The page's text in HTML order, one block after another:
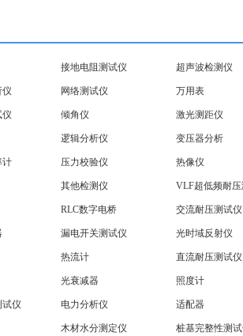
接地电阻测试仪 超声波检测仪
仪 网络测试仪 万用表
仪 倾角仪 激光测距仪
逻辑分析仪 变压器分析
计 压力校验仪 热像仪
其他检测仪 VLF超低频耐压
RLC数字电桥 交流耐压测试仪
漏电开关测试仪 光时域反射仪
热流计 直流耐压测试仪
光衰减器 照度计
仪 电力分析仪 适配器
木材水分测定仪 桩基完整性测